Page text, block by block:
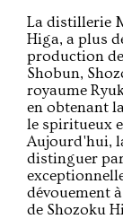
La distillerie
Higa, a plus
production
Shobun,
royaume
en obtenant
le spiritueux
Aujourd'hui,
distinguer
dévouement
de Shozoku